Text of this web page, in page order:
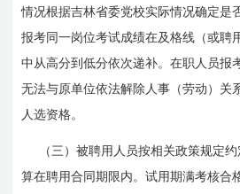
情况根据吉林省委党校实际情况确定是
报考同一岗位考试成绩在及格线（或聘
中从高分到低分依次递补。在职人员报
无法与原单位依法解除人事（劳动）关
人选资格。
（三）被聘用人员按相关政策规定
算在聘用合同期限内。试用期满考核合